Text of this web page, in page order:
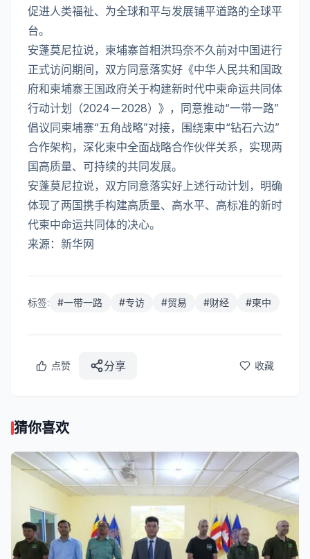
促进人类福祉、为全球和平与发展铺平道路的全球平
台。
安蓬莫尼拉说，柬埔寨首相洪玛奈不久前对中国进行
正式访问期间，双方同意落实好《中华人民共和国政
府和柬埔寨王国政府关于构建新时代中柬命运共同体
行动计划（2024－2028）》，同意推动“一带一路”
倡议同柬埔寨“五角战略”对接，围绕柬中“钻石六边”
合作架构，深化柬中全面战略合作伙伴关系，实现两
国高质量、可持续的共同发展。
安蓬莫尼拉说，双方同意落实好上述行动计划，明确
体现了两国携手构建高质量、高水平、高标准的新时
代柬中命运共同体的决心。
来源：新华网
标签: #一带一路 #专访 #贸易 #财经 #柬中
点赞 分享 收藏
猜你喜欢